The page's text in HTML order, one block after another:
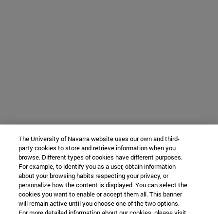
The University of Navarra website uses our own and third-
party cookies to store and retrieve information when you
browse. Different types of cookies have different purposes.
For example, to identify you as a user, obtain information
about your browsing habits respecting your privacy, or
personalize how the content is displayed. You can select the
cookies you want to enable or accept them all. This banner
will remain active until you choose one of the two options.